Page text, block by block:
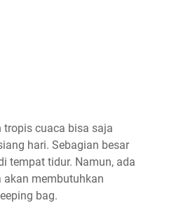
cuaca bisa saja
hari. Sebagian besar
tempat tidur. Namun, ada
akan membutuhkan
bag.